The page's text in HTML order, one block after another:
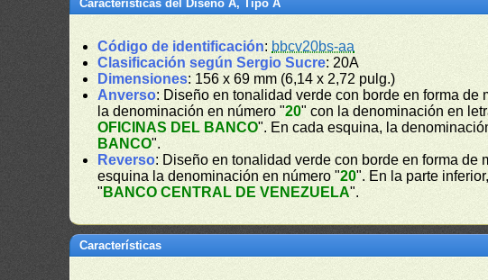
Características del Diseño A, Tipo A
Código de identificación: bbcv20bs-aa
Clasificación según Sergio Sucre: 20A
Dimensiones: 156 x 69 mm (6,14 x 2,72 pulg.)
Anverso: Diseño en tonalidad verde con borde en forma de
la denominación en número "20" con la denominación en
OFICINAS DEL BANCO". En cada esquina, la
BANCO".
Reverso: Diseño en tonalidad verde con borde en forma de
esquina la denominación en número "20". En la parte
" BANCO CENTRAL DE VENEZUELA".
Características